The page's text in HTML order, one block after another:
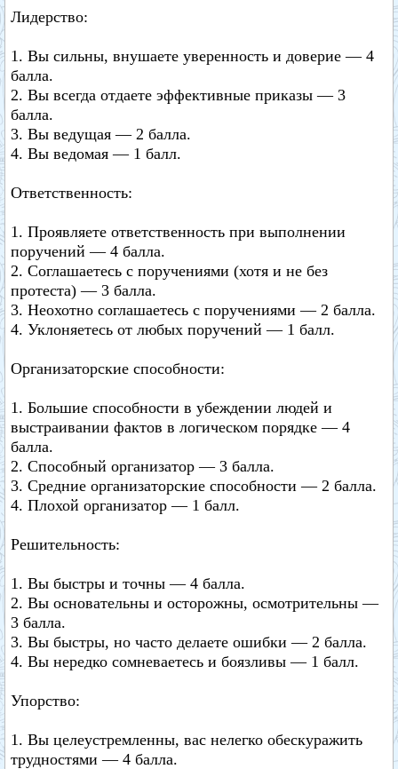
Лидерство:
1. Вы сильны, внушаете уверенность и доверие — 4
балла.
2. Вы всегда отдаете эффективные приказы — 3
балла.
3. Вы ведущая — 2 балла.
4. Вы ведомая — 1 балл.
Ответственность:
1. Проявляете ответственность при выполнении
поручений — 4 балла.
2. Соглашаетесь с поручениями (хотя и не без
протеста) — 3 балла.
3. Неохотно соглашаетесь с поручениями — 2 балла.
4. Уклоняетесь от любых поручений — 1 балл.
Организаторские способности:
1. Большие способности в убеждении людей и
выстраивании фактов в логическом порядке — 4
балла.
2. Способный организатор — 3 балла.
3. Средние организаторские способности — 2 балла.
4. Плохой организатор — 1 балл.
Решительность:
1. Вы быстры и точны — 4 балла.
2. Вы основательны и осторожны, осмотрительны —
3 балла.
3. Вы быстры, но часто делаете ошибки — 2 балла.
4. Вы нередко сомневаетесь и боязливы — 1 балл.
Упорство:
1. Вы целеустремленны, вас нелегко обескуражить
трудностями — 4 балла.